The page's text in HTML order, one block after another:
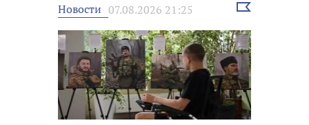
Новости 07.08.2026 21:25
Выбрать